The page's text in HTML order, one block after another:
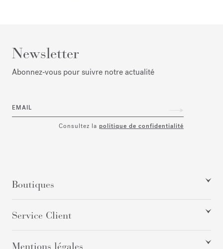
Newsletter
Abonnez‑vous pour suivre notre actualité
EMAIL
Consultez la politique de confidentialité
Boutiques
Service Client
Mentions légales